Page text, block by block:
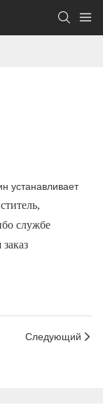
устанавливает
службе
Следующий